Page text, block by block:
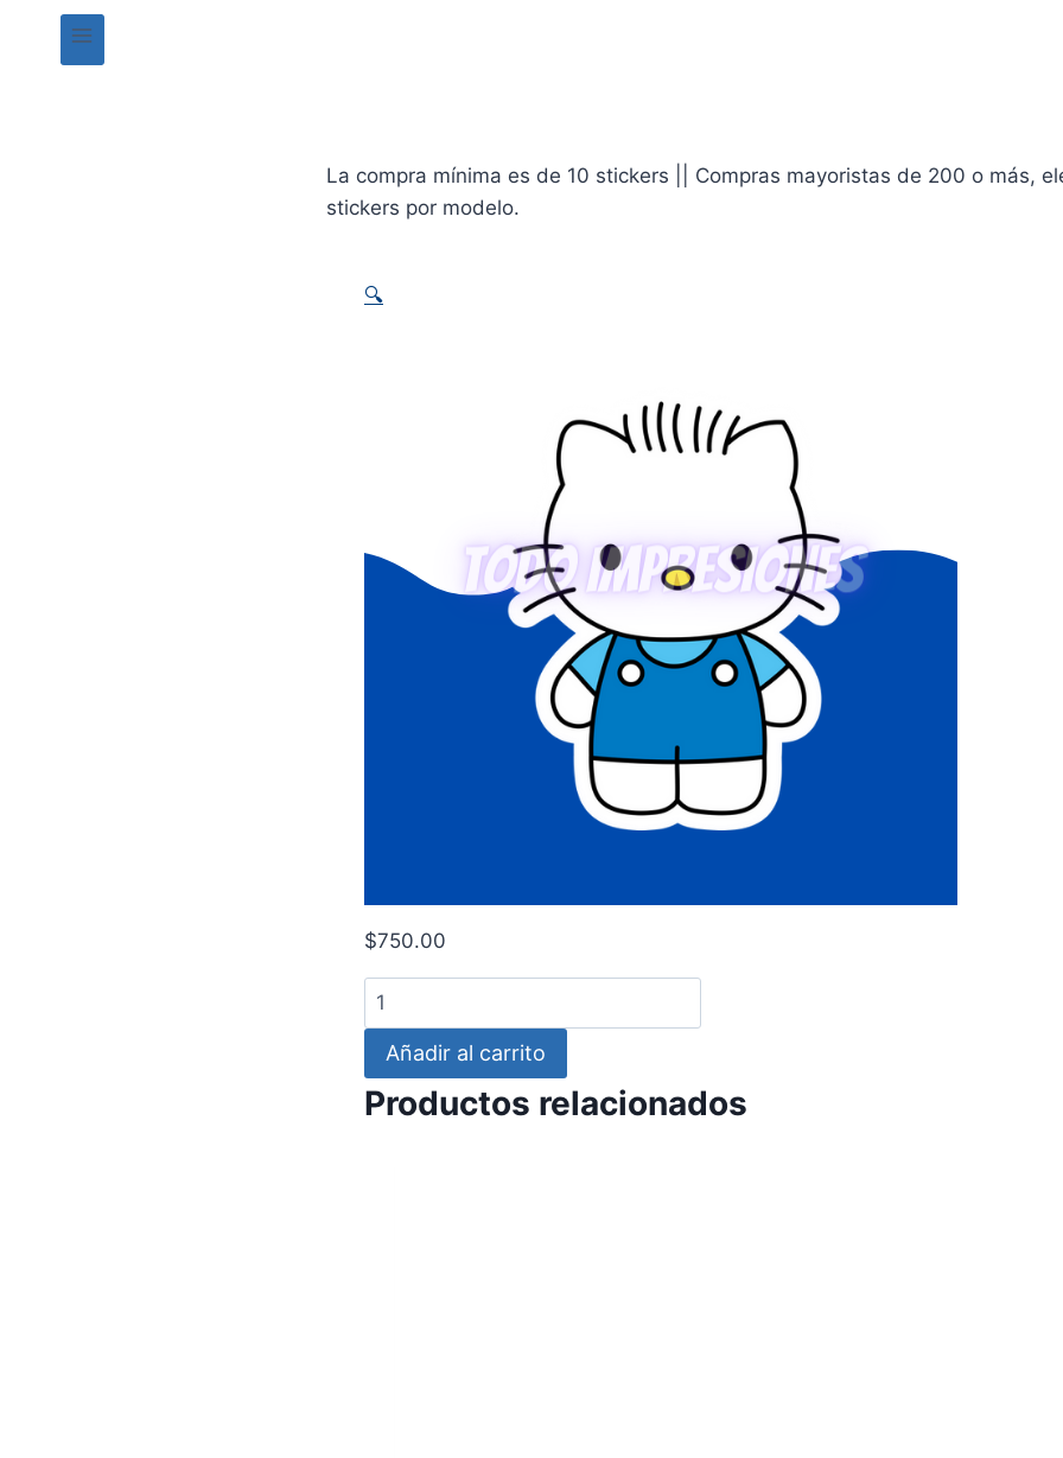
La compra mínima es de 10 stickers || Compras mayoristas de 200 o más,
stickers por modelo.
🔍
$750.00
Kitty-
Sanrio
Daniel
cantidad
Añadir al carrito
Productos relacionados